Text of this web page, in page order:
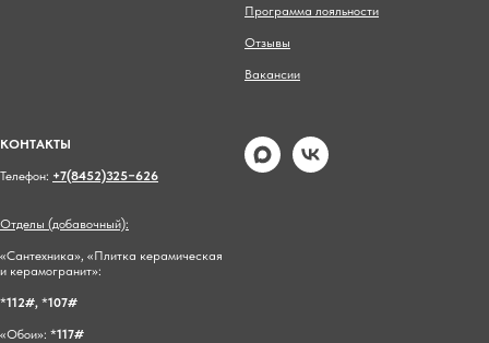
Программа лояльности
Отзывы
Вакансии
КОНТАКТЫ
Телефон: +7(8452)325−626
Отделы (добавочный):
«Сантехника», «Плитка керамическая
и керамогранит»:
*112#, *107#
«Обои»: *117#